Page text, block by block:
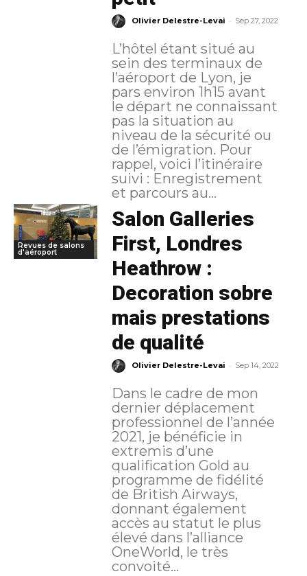
Olivier Delestre-Levai - Sep 27, 2022
L’hôtel étant situé au
sein des terminaux de
l’aéroport de Lyon, je
pars environ 1h15 avant
le départ ne connaissant
pas la situation au
niveau de la sécurité ou
de l’émigration. Pour
rappel, voici l’itinéraire
suivi : Enregistrement
et parcours au...
Revues de salons
d'aéroport
Salon Galleries
First, Londres
Heathrow :
Decoration sobre
mais prestations
de qualité
Olivier Delestre-Levai - Sep 14, 2022
Dans le cadre de mon
dernier déplacement
professionnel de l’année
2021, je bénéficie in
extremis d’une
qualification Gold au
programme de fidélité
de British Airways,
donnant également
accès au statut le plus
élevé dans l’alliance
OneWorld, le très
convoité...